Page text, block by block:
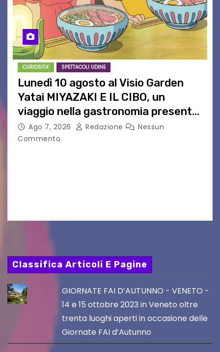
CURIOSITA' SPETTACOLI UDINE
Lunedì 10 agosto al Visio Garden
Yatai MIYAZAKI E IL CIBO, un
viaggio nella gastronomia presente
nei film di Hayao Miyazaki!
Ago 7, 2026 Redazione
Nessun
Commento
Classifica Articoli E Pagine
GIORNATE FAI D’AUTUNNO - VENETO -
14 e 15 ottobre 2023 in Veneto oltre
trenta luoghi aperti in occasione delle
Giornate FAI d’Autunno